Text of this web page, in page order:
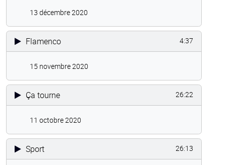
13 décembre 2020
Flamenco 4:37
15 novembre 2020
Ça tourne 26:22
11 octobre 2020
Sport 26:13